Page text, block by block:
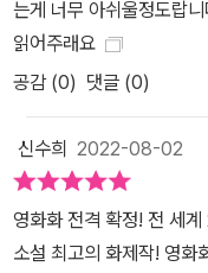
는게 너무 아쉬울정도랍
읽어주래요
공감 (0) 댓글 (0)
신수희 2022-08-02
영화화 전격 확정! 전 세
소설 최고의 화제작! 영화